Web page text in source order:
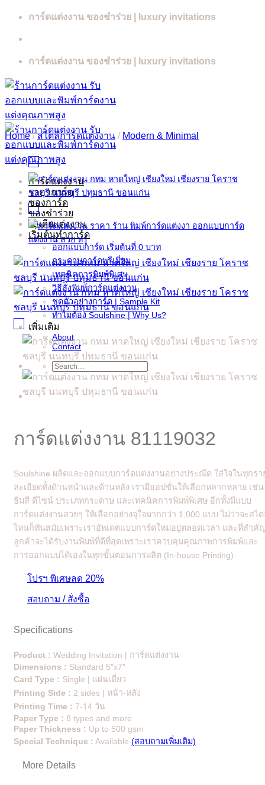
Skip
การ์ดแต่งงาน ของชำร่วย | luxury invitations
การ์ดแต่งงาน ของชำร่วย | luxury invitations
การ์ดแต่งงาน
ราคาการ์ด
ซองการ์ด
ของชำร่วย
ไอเดียแต่งงาน
เริ่มต้นทำการ์ด
ออกแบบการ์ด เริ่มต้นที่ 0 บาท
กระดาษการ์ดพรีเมี่ยม
เทคนิคการพิมพ์พิเศษ
วิธีสั่งพิมพ์การ์ดแต่งงาน
ชุดตัวอย่างการ์ด | Sample Kit
ทำไมต้อง Soulshine | Why Us?
เพิ่มเติม
About
Contact
Search
for:
Home / สไตล์การ์ดแต่งงาน / Modern & Minimal
การ์ดแต่งงาน 81119032
Soulshine ผลิตและออกแบบการ์ดแต่งงานอย่างประณีต ใส่ใจในทุกรา
ละเอียดทั้งด้านหน้าและด้านหลัง เรามีออปชั่นให้เลือกหลากหลาย เช่น
ธีมสี ดีไซน์ ประเภทกระดาษ และเทคนิคการพิมพ์พิเศษ อีกทั้งมีแบบ
การ์ดแต่งงานสวยๆ ให้เลือกอย่างจุใจมากกว่า 1,000 แบบ ไม่ว่าจะสไ
ไหนก็ทันสมัยเพราะเราอัพเดตแบบการ์ดใหม่อยู่ตลอดเวลา และที่สำคั
ลูกค้าจะได้รับงานพิมพ์ที่ดีที่สุดเพราะเราควบคุมคุณภาพการพิมพ์และ
การออกแบบได้เองในทุกขั้นตอนการผลิต (In-house Printing)
โปรฯ พิเศษลด 20%
สอบถาม / สั่งซื้อ
Specifications
Product : Wedding Invitation | การ์ดแต่งงาน
Dimensions : Standard 5″x7″
Card Type : Single | แผ่นเดี่ยว
Printing Side : 2 sides | หน้า-หลัง
Printing Time : 7-14 วัน
Paper Type : 8 types and more
Paper Thickness : Up to 500 gsm
Special Technique : Available (สอบถามเพิ่มเติม)
More Details